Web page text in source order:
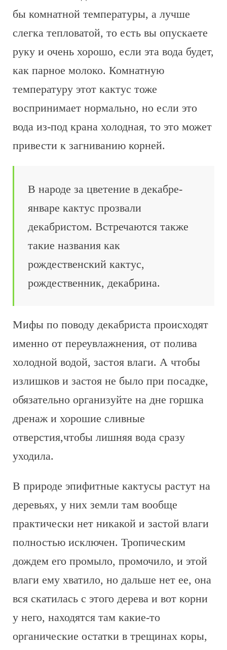
бы комнатной температуры, а лучше
слегка тепловатой, то есть вы опускаете
руку и очень хорошо, если эта вода будет,
как парное молоко. Комнатную
температуру этот кактус тоже
воспринимает нормально, но если это
вода из-под крана холодная, то это может
привести к загниванию корней.
В народе за цветение в декабре-
январе кактус прозвали
декабристом. Встречаются также
такие названия как
рождественский кактус,
рождественник, декабрина.
Мифы по поводу декабриста происходят
именно от переувлажнения, от полива
холодной водой, застоя влаги. А чтобы
излишков и застоя не было при посадке,
обязательно организуйте на дне горшка
дренаж и хорошие сливные
отверстия,чтобы лишняя вода сразу
уходила.
В природе эпифитные кактусы растут на
деревьях, у них земли там вообще
практически нет никакой и застой влаги
полностью исключен. Тропическим
дождем его промыло, промочило, и этой
влаги ему хватило, но дальше нет ее, она
вся скатилась с этого дерева и вот корни
у него, находятся там какие-то
органические остатки в трещинах коры,